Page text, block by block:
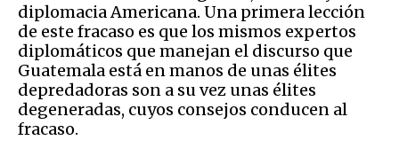
diplomacia Americana. Una primera lección
de este fracaso es que los mismos expertos
diplomáticos que manejan el discurso que
Guatemala está en manos de unas élites
depredadoras son a su vez unas élites
degeneradas, cuyos consejos conducen al
fracaso.